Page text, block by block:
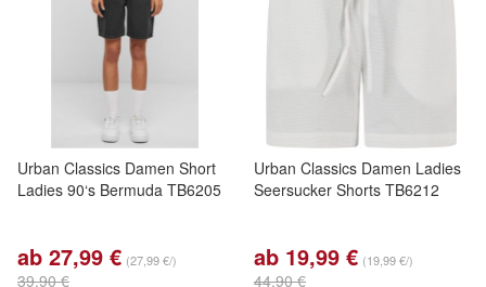
Urban Classics Damen Short
Ladies 90‘s Bermuda TB6205
ab 27,99 € (27,99 €/)
39,90 €
Urban Classics Damen Ladies
Seersucker Shorts TB6212
ab 19,99 € (19,99 €/)
44,90 €